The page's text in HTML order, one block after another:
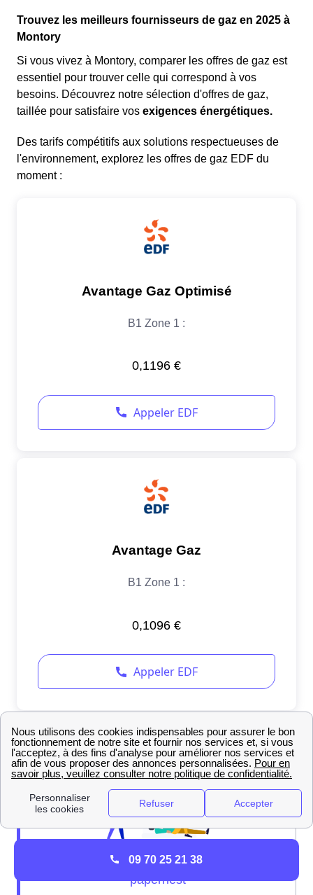
Trouvez les meilleurs fournisseurs de gaz en 2025 à
Montory
Si vous vivez à Montory, comparer les offres de gaz est
essentiel pour trouver celle qui correspond à vos
besoins. Découvrez notre sélection d'offres de gaz,
taillée pour satisfaire vos exigences énergétiques.
Des tarifs compétitifs aux solutions respectueuses de
l'environnement, explorez les offres de gaz EDF du
moment :
09 70 25 21 38